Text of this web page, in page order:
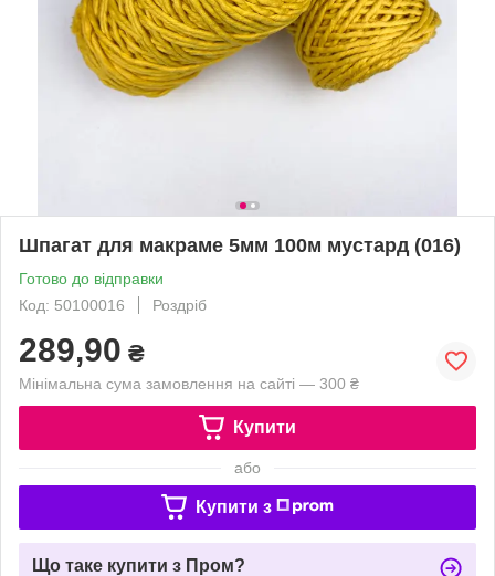
Шпагат для макраме 5мм 100м мустард (016)
Готово до відправки
Код: 50100016
Роздріб
289,90 ₴
Мінімальна сума замовлення на сайті — 300 ₴
Купити
або
Купити з
Що таке купити з Пром?